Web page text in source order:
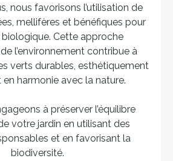
nous favorisons l’utilisation de
mellifères et bénéfiques pour
Cette approche
l’environnement contribue à
verts durables, esthétiquement
harmonie avec la nature.
à préserver l’équilibre
votre jardin en utilisant des
et en favorisant la
biodiversité.